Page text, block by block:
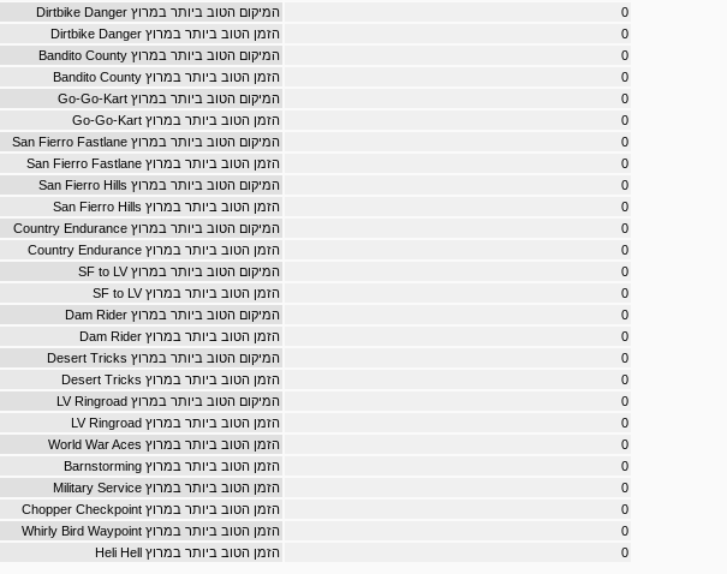
המיקום הטוב ביותר במרוץ Dirtbike Danger
0
הזמן הטוב ביותר במרוץ Dirtbike Danger
0
המיקום הטוב ביותר במרוץ Bandito County
0
הזמן הטוב ביותר במרוץ Bandito County
0
המיקום הטוב ביותר במרוץ Go-Go-Kart
0
הזמן הטוב ביותר במרוץ Go-Go-Kart
0
המיקום הטוב ביותר במרוץ San Fierro Fastlane
0
הזמן הטוב ביותר במרוץ San Fierro Fastlane
0
המיקום הטוב ביותר במרוץ San Fierro Hills
0
הזמן הטוב ביותר במרוץ San Fierro Hills
0
המיקום הטוב ביותר במרוץ Country Endurance
0
הזמן הטוב ביותר במרוץ Country Endurance
0
המיקום הטוב ביותר במרוץ SF to LV
0
הזמן הטוב ביותר במרוץ SF to LV
0
המיקום הטוב ביותר במרוץ Dam Rider
0
הזמן הטוב ביותר במרוץ Dam Rider
0
המיקום הטוב ביותר במרוץ Desert Tricks
0
הזמן הטוב ביותר במרוץ Desert Tricks
0
המיקום הטוב ביותר במרוץ LV Ringroad
0
הזמן הטוב ביותר במרוץ LV Ringroad
0
הזמן הטוב ביותר במרוץ World War Aces
0
הזמן הטוב ביותר במרוץ Barnstorming
0
הזמן הטוב ביותר במרוץ Military Service
0
הזמן הטוב ביותר במרוץ Chopper Checkpoint
0
הזמן הטוב ביותר במרוץ Whirly Bird Waypoint
0
הזמן הטוב ביותר במרוץ Heli Hell
0